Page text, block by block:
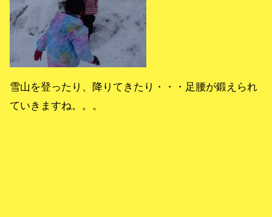
雪山を登ったり、降りてきたり・・・足腰が鍛えられ
ていきますね。。。